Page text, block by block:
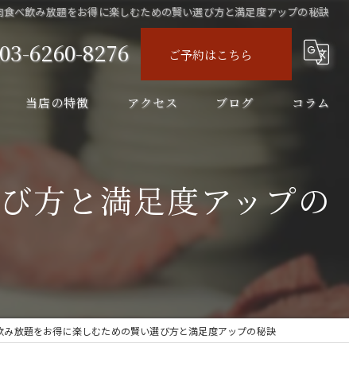
食べ飲み放題をお得に楽しむための賢い選び方と満足度アップの秘訣
03-6260-8276 ご予約はこちら
当店の特徴
ディナー
コース
アクセス ブログ コラム
方と満足度アップの
み放題をお得に楽しむための賢い選び方と満足度アップの秘訣